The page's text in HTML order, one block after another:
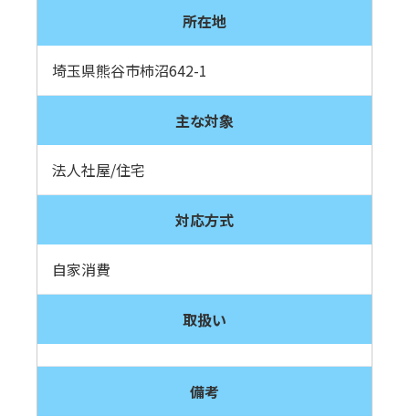
所在地
埼玉県熊谷市柿沼642-1
主な対象
法人社屋/住宅
対応方式
自家消費
取扱い
備考